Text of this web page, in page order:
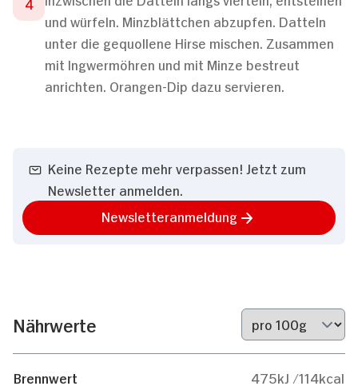
und würfeln. Minzblättchen abzupfen. Datteln
unter die gequollene Hirse mischen. Zusammen
mit Ingwermöhren und mit Minze bestreut
anrichten. Orangen-Dip dazu servieren.
Keine Rezepte mehr verpassen! Jetzt zum
Newsletter anmelden.
Newsletteranmeldung
Nährwerte
Brennwert 475kJ /114kcal